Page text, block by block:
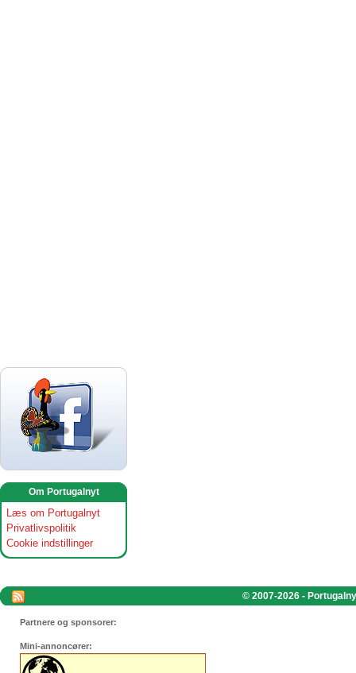
Om Portugalnyt
Læs om Portugalnyt
Privatlivspolitik
Cookie indstillinger
© 2007-2026 -
Partnere og sponsorer:
Mini-annoncører: